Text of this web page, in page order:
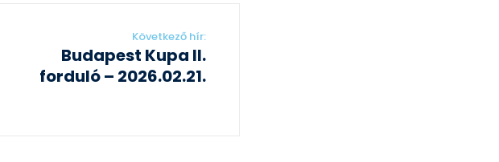
Következő hír:
Budapest Kupa II.
forduló – 2026.02.21.